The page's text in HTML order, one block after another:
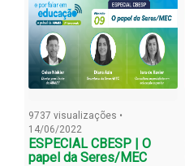
9737 visualizações •
14/06/2022
ESPECIAL CBESP | O
papel da Seres/MEC